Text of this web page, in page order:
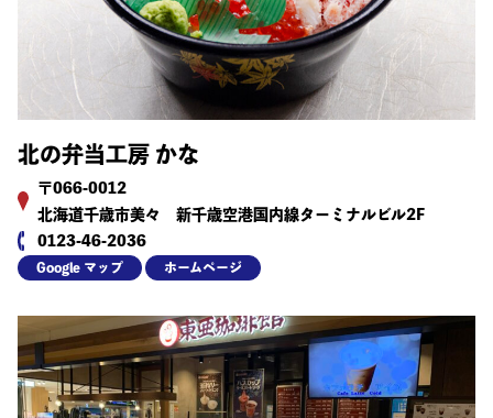
北の弁当工房 かな
〒066-0012
北海道千歳市美々 新千歳空港国内線ターミナルビル2F
0123-46-2036
Google マップ ホームページ